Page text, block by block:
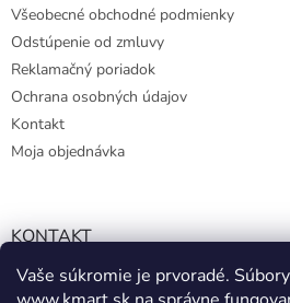
Vaše súkromie je prvoradé.
Všeobecné obchodné podmienky
Odstúpenie od zmluvy
Reklamačný poriadok
Ochrana osobných údajov
Kontakt
Moja objednávka
KONTAKT
info@kmart.sk